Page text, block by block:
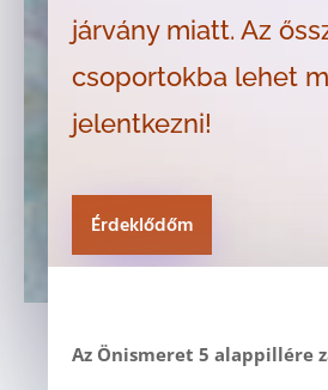
járvány miatt. Az
csoportokba lehet
jelentkezni!
Érdeklődőm
Az Önismeret 5 alappillére